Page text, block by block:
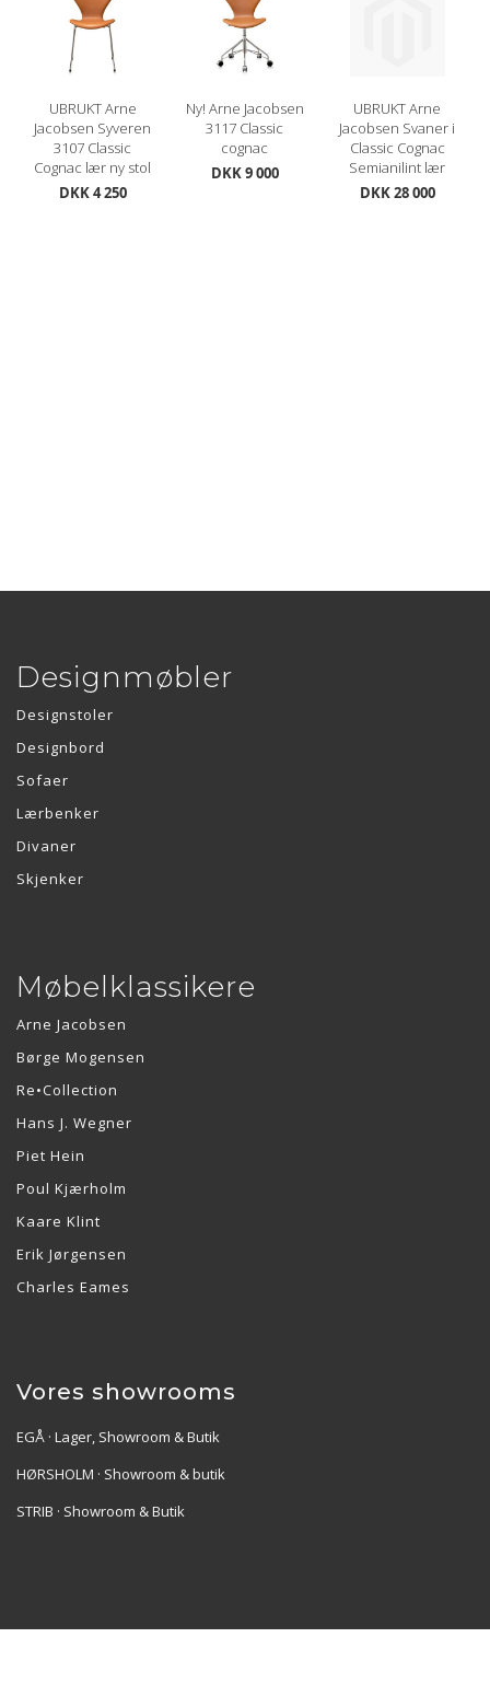
UBRUKT Arne
Jacobsen Syveren
3107 Classic
Cognac lær ny stol
DKK 4 250
Ny! Arne Jacobsen
3117 Classic
cognac
DKK 9 000
UBRUKT Arne
Jacobsen Svaner i
Classic Cognac
Semianilint lær
DKK 28 000
Designmøbler
Designstoler
Designbord
Sofaer
Lærbenker
Divaner
Skjenker
Møbelklassikere
Arne Jacobsen
Børge Mogensen
Re•Collection
Hans J. Wegner
Piet Hein
Poul Kjærholm
Kaare Klint
Erik Jørgensen
Charles Eames
Vores showrooms
EGÅ · Lager, Showroom & Butik
HØRSHOLM · Showroom & butik
STRIB · Showroom & Butik